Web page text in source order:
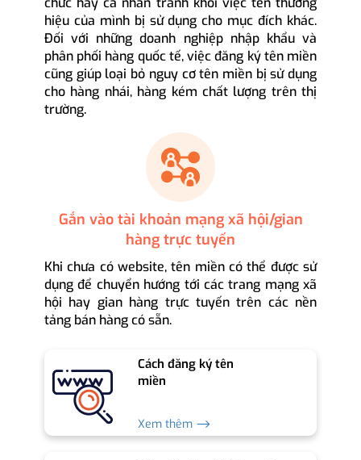
hiệu của mình bị sử dụng cho mục đích khác.
Đối với những doanh nghiệp nhập khẩu và
phân phối hàng quốc tế, việc đăng ký tên miền
cũng giúp loại bỏ nguy cơ tên miền bị sử dụng
cho hàng nhái, hàng kém chất lượng trên thị
trường.
Gắn vào tài khoản mạng xã hội/gian
hàng trực tuyến
Khi chưa có website, tên miền có thể được sử
dụng để chuyển hướng tới các trang mạng xã
hội hay gian hàng trực tuyến trên các nền
tảng bán hàng có sẵn.
Cách đăng ký tên
miền
Xem thêm ⟶